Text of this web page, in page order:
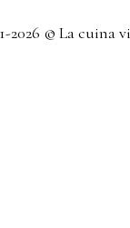
2026 © La